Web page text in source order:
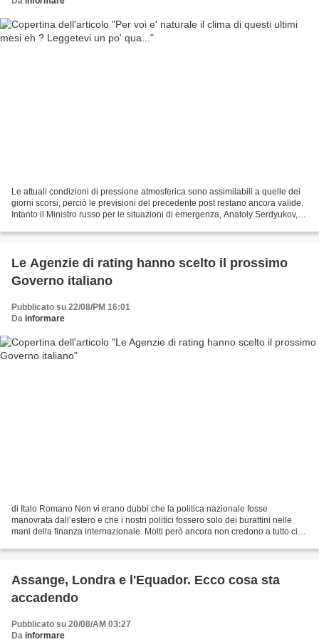
Le attuali condizioni di pressione atmosferica sono assimilabili a quelle dei
giorni scorsi, perciò le previsioni del precedente post restano ancora valide.
Intanto il Ministro russo per le situazioni di emergenza, Anatoly Serdyukov,
Le Agenzie di rating hanno scelto il prossimo
Governo italiano
Pubblicato su 22/08/PM 16:01
Da informare
di Italo Romano Non vi erano dubbi che la politica nazionale fosse
manovrata dall’estero e che i nostri politici fossero solo dei burattini nelle
mani della finanza internazionale. Molti però ancora non credono a tutto ciò,
Assange, Londra e l'Equador. Ecco cosa sta
accadendo
Pubblicato su 20/08/AM 03:27
Da informare